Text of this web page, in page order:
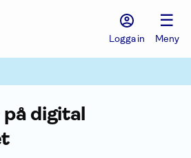
Logga in
☰
Meny
digital